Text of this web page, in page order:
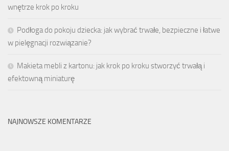
wnętrze krok po kroku
Podłoga do pokoju dziecka: jak wybrać trwałe, bezpieczne i łatwe
w pielęgnacji rozwiązanie?
Makieta mebli z kartonu: jak krok po kroku stworzyć trwałą i
efektowną miniaturę
NAJNOWSZE KOMENTARZE